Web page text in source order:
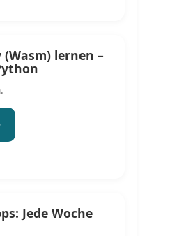
(Wasm) lernen –
Jede Woche